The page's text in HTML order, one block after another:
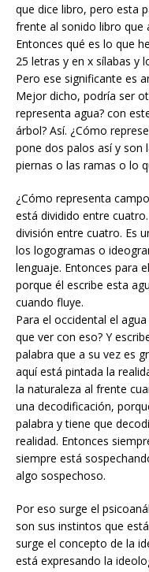
que dice libro, pero esta
frente al sonido libro que
Entonces qué es lo que
25 letras y en x sílabas y
Pero ese significante es
Mejor dicho, podría ser
representa agua? con
árbol? Así. ¿Cómo
pone dos palos así y son
piernas o las ramas o lo
¿Cómo representa
está dividido entre
división entre cuatro. Es
los logogramas o
lenguaje. Entonces para
porque él escribe esta
cuando fluye.
Para el occidental el
que ver con eso? Y
palabra que a su vez es
aquí está pintada la
la naturaleza al frente
una decodificación,
palabra y tiene que
realidad. Entonces
siempre está
algo sospechoso.
Por eso surge el
son sus instintos que
surge el concepto de la
está expresando la